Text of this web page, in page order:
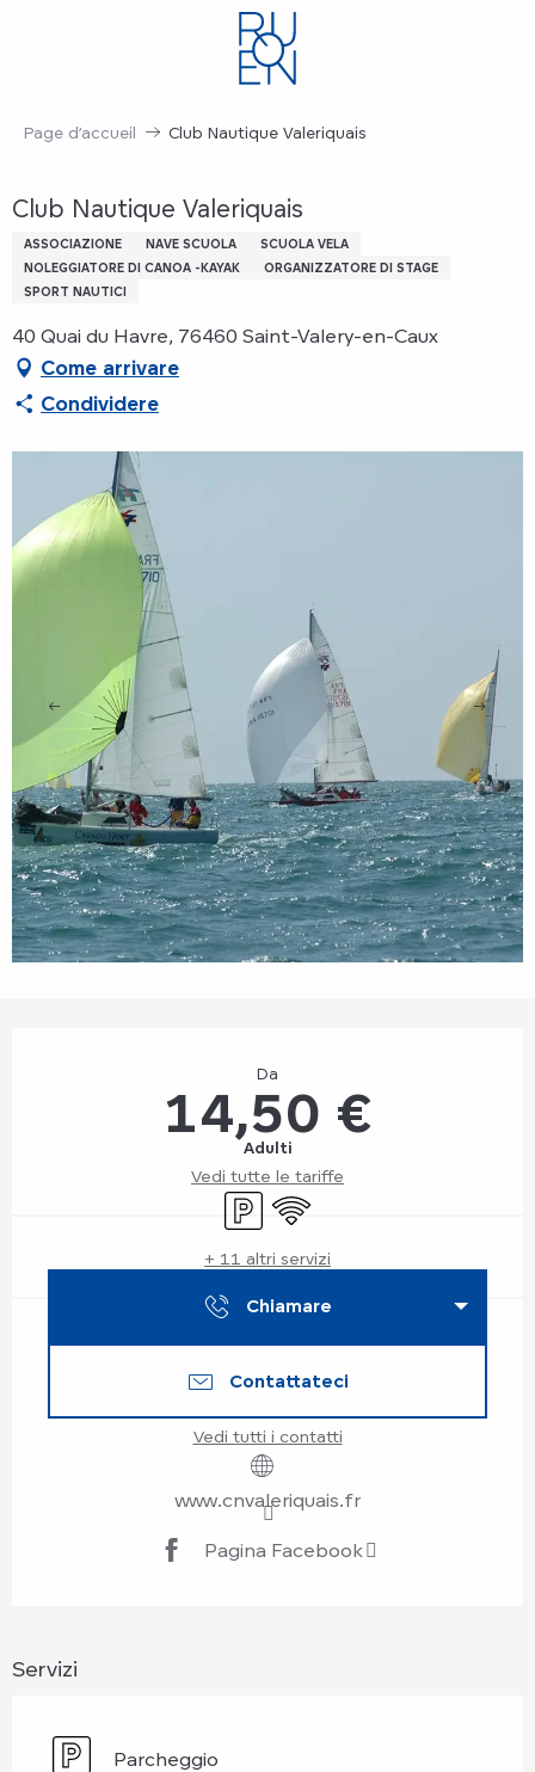
Page d’accueil Club Nautique Valeriquais
Club Nautique Valeriquais
ASSOCIAZIONE NAVE SCUOLA
SCUOLA VELA
NOLEGGIATORE DI CANOA -KAYAK
ORGANIZZATORE DI STAGE
SPORT NAUTICI
40 Quai du Havre, 76460 Saint-Valery-en-Caux
Come arrivare
Condividere
Da
14,50 €
Adulti
Vedi tutte le tariffe
Parcheggio
Wi-Fi
+ 11 altri servizi
Chiamare
Contattateci
Vedi tutti i contatti
www.cnvaleriquais.fr
Pagina Facebook
Servizi
Parcheggio